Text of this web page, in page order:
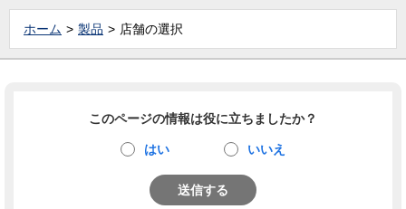
ホーム 製品 店舗の選択
このページの情報は役に立ちましたか？
はい いいえ
送信する